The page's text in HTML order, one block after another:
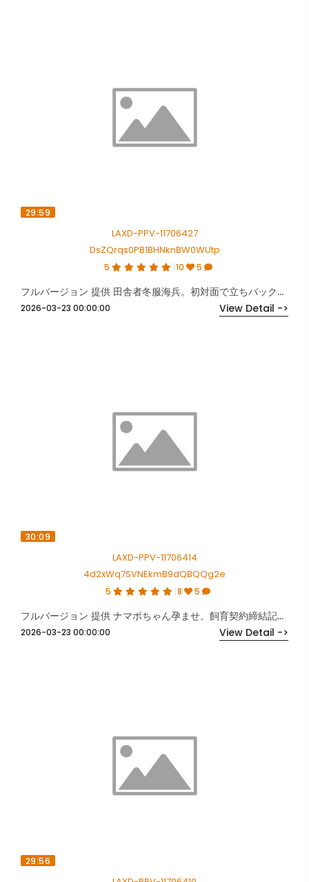
29:59
LAXD-PPV-11706427
DsZQrqs0PB1BHNknBW0WUtp
5 10 5
2026-03-23 00:00:00
フルバージョン 提供 田舎者冬服海兵。初対面で立ちバック中出し。
View Detail ->
30:09
LAXD-PPV-11706414
4d2xWq7SVNEkmB9dQBQQg2e
5 8 5
2026-03-23 00:00:00
フルバージョン 提供 ナマポちゃん孕ませ。飼育契約締結記念。
View Detail ->
29:56